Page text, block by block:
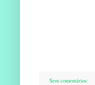
Sem comentários: